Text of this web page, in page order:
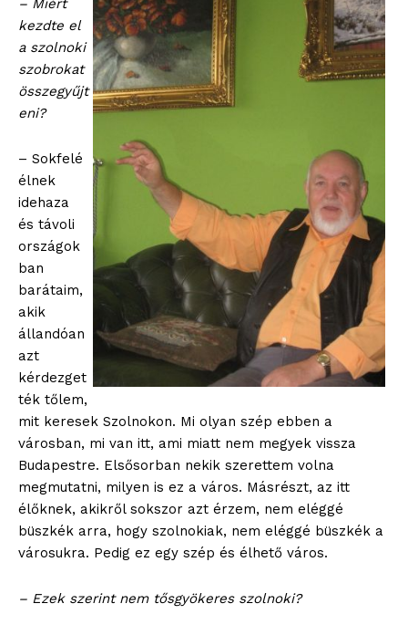
– Miért
kezdte el
a szolnoki
szobrokat
összegyűjt
eni?
– Sokfelé
élnek
idehaza
és távoli
országok
ban
barátaim,
akik
állandóan
azt
kérdezget
ték tőlem,
mit keresek Szolnokon. Mi olyan szép ebben a
városban, mi van itt, ami miatt nem megyek vissza
Budapestre. Elsősorban nekik szerettem volna
megmutatni, milyen is ez a város. Másrészt, az itt
élőknek, akikről sokszor azt érzem, nem eléggé
büszkék arra, hogy szolnokiak, nem eléggé büszkék a
városukra. Pedig ez egy szép és élhető város.
– Ezek szerint nem tősgyökeres szolnoki?